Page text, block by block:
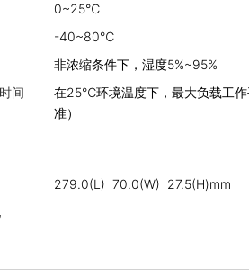
0~25℃
-40~80℃
非浓缩条件下，湿度5%~95%
间
在25℃环境温度下，最大负载工
准）
279.0(L) 70.0(W) 27.5(H)mm